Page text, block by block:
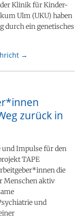
Klinik für Kinder-​
Ulm (UKU) haben
durch ein genetisches
→
zurück in
und Impulse für den
TAPE
die
Menschen aktiv
und